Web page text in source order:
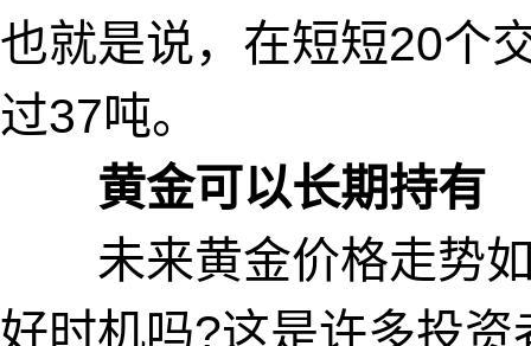
也就是说，在短短20个
过37吨。
黄金可以长期持有
未来黄金价格走势如
好时机吗?这是许多投